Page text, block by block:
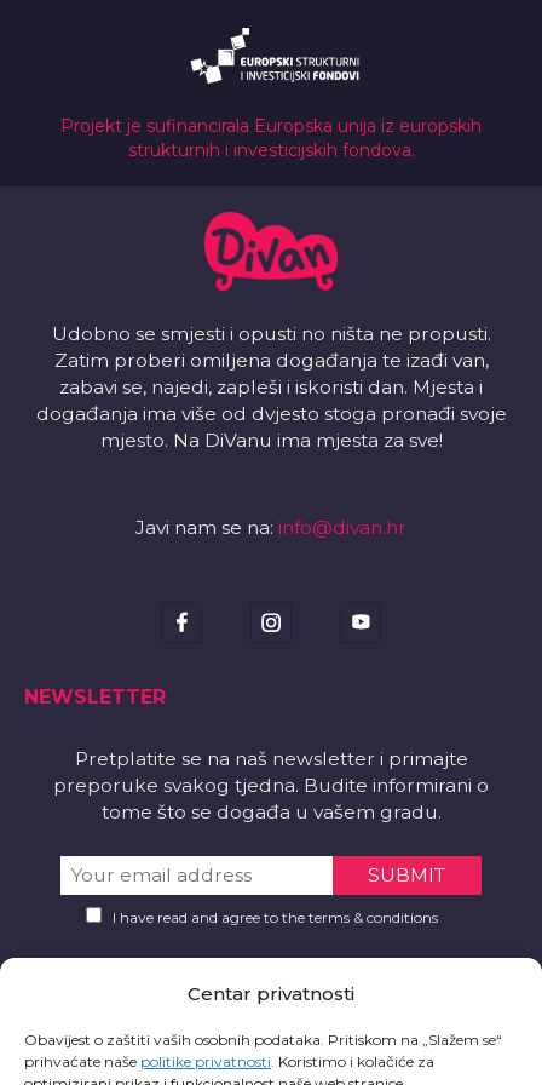
Centar privatnosti
Obavijest o zaštiti vaših osobnih podataka. Pritiskom na „Slažem se“
prihvaćate naše politike privatnosti. Koristimo i kolačiće za
Projekt je sufinancirala Europska unija iz europskih
strukturnih i investicijskih fondova.
Udobno se smjesti i opusti no ništa ne propusti.
Zatim proberi omiljena događanja te izađi van,
zabavi se, najedi, zapleši i iskoristi dan. Mjesta i
događanja ima više od dvjesto stoga pronađi svoje
mjesto. Na DiVanu ima mjesta za sve!
Javi nam se na: info@divan.hr
NEWSLETTER
Pretplatite se na naš newsletter i primajte
preporuke svakog tjedna. Budite informirani o
tome što se događa u vašem gradu.
I have read and agree to the terms & conditions
Želite li aplikaciju?